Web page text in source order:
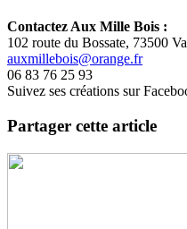
Contactez Aux Mille Bois :
102 route du Bossate, 73500
auxmillebois@orange.fr
06 83 76 25 93
Suivez ses créations sur
Partager cette article